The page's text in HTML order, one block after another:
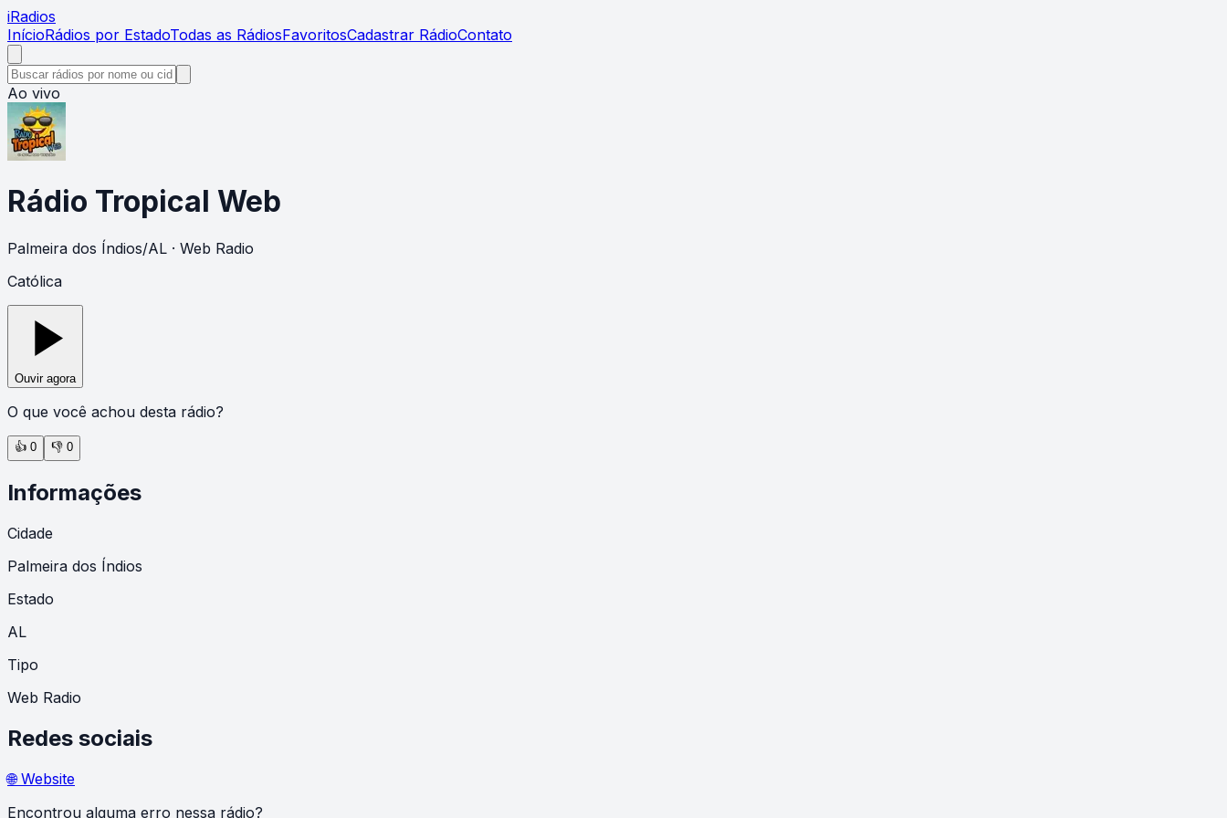
iRadios
InícioRádios por EstadoTodas as RádiosFavoritosCadastrar RádioContato
Ao vivo
Rádio Tropical Web
Palmeira dos Índios/AL · Web Radio
Católica
Ouvir agora
O que você achou desta rádio?
👍 0 👎 0
Informações
Cidade
Palmeira dos Índios
Estado
AL
Tipo
Web Radio
Redes sociais
🌐 Website
Encontrou alguma erro nessa rádio?